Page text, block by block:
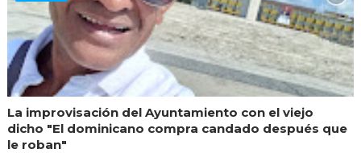
La improvisación del Ayuntamiento con el viejo
dicho "El dominicano compra candado después que
le roban"